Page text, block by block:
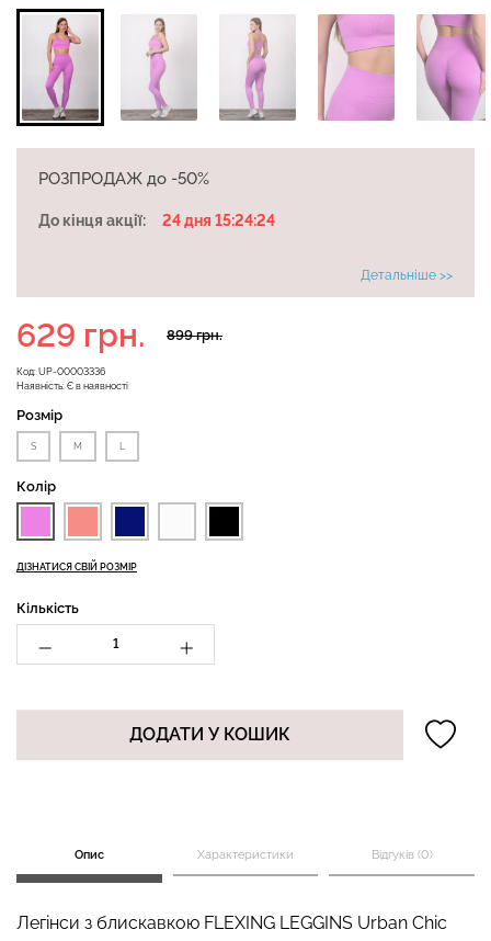
РОЗПРОДАЖ до -50%
До кінця акції: 24 дня 15:24:23
Детальніше >>
Код: UP-00003336
Наявність: Є в наявності
899 грн.
629 грн.
Розмір
S M L
Колір
ДІЗНАТИСЯ СВІЙ РОЗМІР
Кількість
ДОДАТИ У КОШИК
Опис Характеристики Відгуків (0)
Легінси з блискавкою FLEXING LEGGINS Urban Chic
LEGGINGS (чорний) Giulia
BRASILIAN SHAPEWEAR
369 грн.
Безшовні стрінги STRING
BRIEFS (чорний) Giulia
корекцією BRA
SHAPEWEAR nude
(бежевий) Giulia